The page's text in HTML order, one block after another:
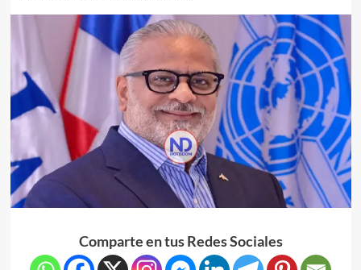
Comparte en tus Redes Sociales